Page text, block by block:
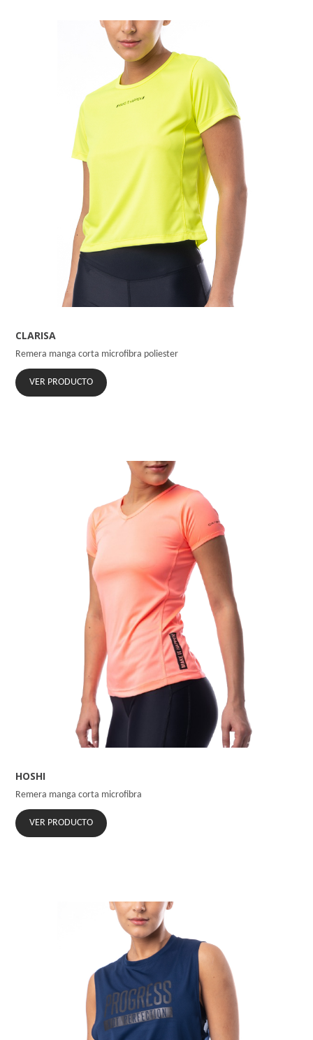
CLARISA
Remera manga corta microfibra poliester
VER PRODUCTO
HOSHI
Remera manga corta microfibra
VER PRODUCTO